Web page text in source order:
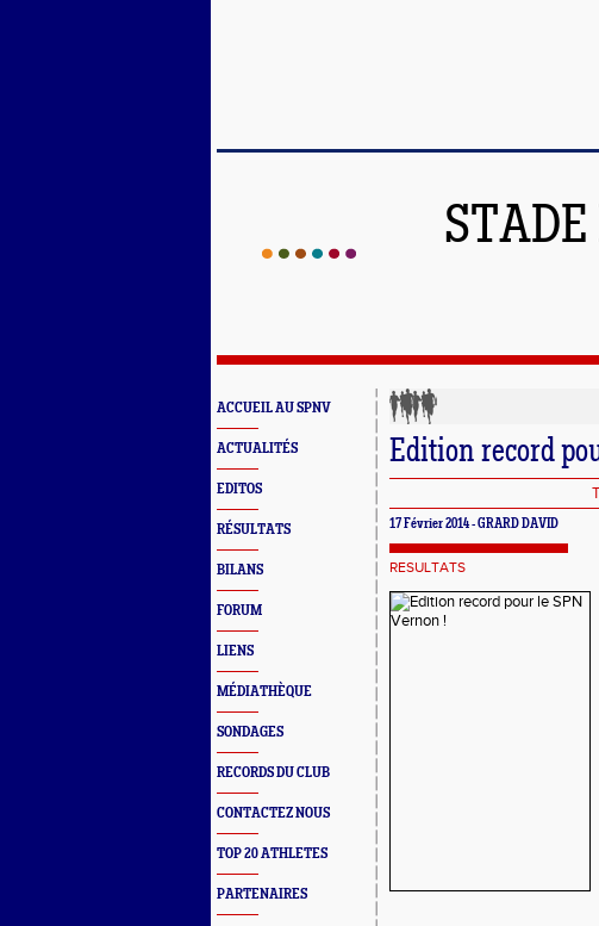
ACCUEIL AU SPNV
ACTUALITÉS
EDITOS
RÉSULTATS
BILANS
FORUM
LIENS
MÉDIATHÈQUE
SONDAGES
RECORDS DU CLUB
CONTACTEZ NOUS
TOP 20 ATHLETES
PARTENAIRES
Edition record
17 Février 2014 - GRARD DAVID
RESULTATS